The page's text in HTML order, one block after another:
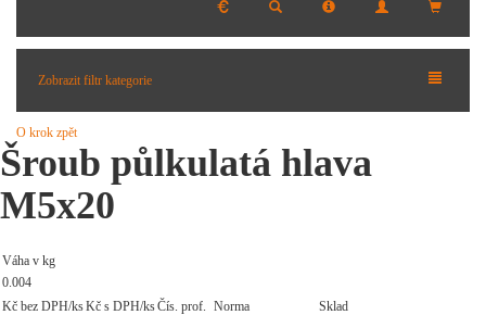
Zobrazit filtr kategorie
O krok zpět
Šroub půlkulatá hlava
M5x20
Váha v kg
0.004
Kč bez DPH/ksKč s DPH/ksČís. prof. Norma
Sklad